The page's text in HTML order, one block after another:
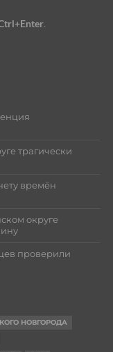
.
трагически
времён
округе
проверили
НОВГОРОДА